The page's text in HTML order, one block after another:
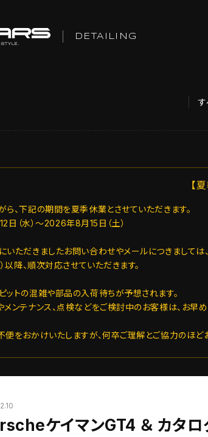
DETAILING
す
【
ら、下記の期間を夏季休業とさせていただきます。
（水）～2026年8月15日（土）
いただきましたお問い合わせやメールにつきましては、
以降、順次対応させていただきます。
ットの混雑や部品の入荷待ちが予想されます。
メンテナンス、点検などをご検討中のお客様は、お早
便をおかけいたしますが、何卒ご理解とご協力のほど
ケイマンGT4 ＆ カタロ